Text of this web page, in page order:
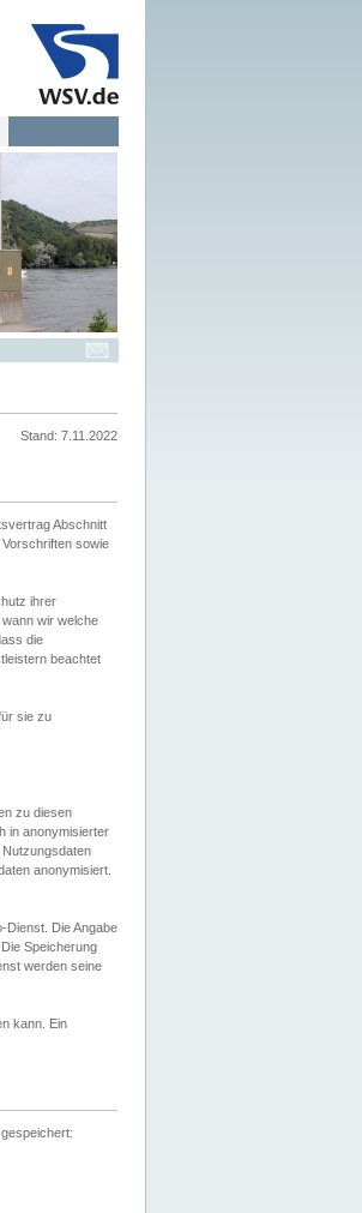
Stand: 7.11.2022
Abschnitt
sowie
ihrer
wir welche
die
beachtet
sie zu
zu diesen
in anonymisierter
anonymisiert.
Dienst. Die Angabe
Speicherung
werden seine
kann. Ein